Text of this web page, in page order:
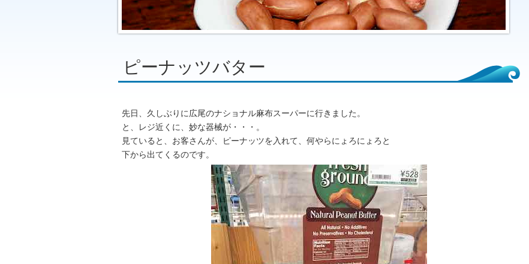
ピーナッツバター
先日、久しぶりに広尾のナショナル麻布スーパーに行きました。
と、レジ近くに、妙な器械が・・・。
見ていると、お客さんが、ピーナッツを入れて、何やらにょろにょろと
下から出てくるのです。